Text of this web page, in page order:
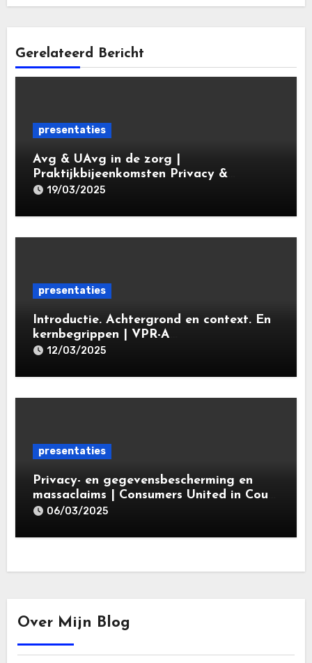
Gerelateerd Bericht
presentaties
Avg & UAvg in de zorg |
Praktijkbijeenkomsten Privacy &
Gegevensbescherming in de Zorg 2025 |
19/03/2025
presentaties
Introductie. Achtergrond en context. En
kernbegrippen | VPR-A
specialisatieopleiding Privacy- en
Leiden Law Academy 18 maart 2025
12/03/2025
presentaties
Privacy- en gegevensbescherming en
massaclaims | Consumers United in Court
(‘CUIC’) | Volkshotel A’dam 6 maart
06/03/2025
Over Mijn Blog